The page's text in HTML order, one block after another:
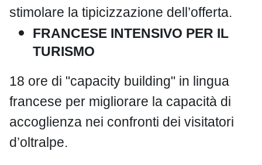
stimolare la tipicizzazione dell’offerta.
FRANCESE INTENSIVO PER IL
TURISMO
18 ore di "capacity building" in lingua
francese per migliorare la capacità di
accoglienza nei confronti dei visitatori
d’oltralpe.